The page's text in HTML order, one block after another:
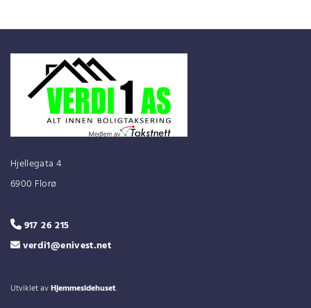
Hjellegata 4
6900 Florø
 917 26 215
 verdi1@enivest.net
Utviklet avHjemmesidehuset.